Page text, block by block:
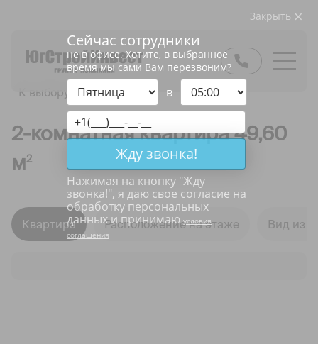
К выбору квартир
2-комнатная квартира 49,60
м2
Квартира Расположение на этаже Вид из
Закрыть
Сейчас сотрудники
не в офисе. Хотите, в выбранное
время мы сами Вам перезвоним?
в
Жду звонка!
Нажимая на кнопку "Жду
звонка!", я даю свое согласие на
обработку персональных
данных и принимаюусловия
соглашения